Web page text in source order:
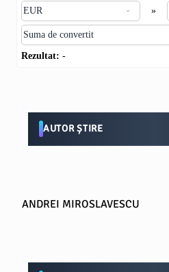
»
Rezultat: -
AUTOR ȘTIRE
ANDREI MIROSLAVESCU